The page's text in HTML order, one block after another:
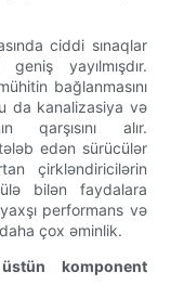
ciddi sınaqlar
yayılmışdır.
bağlanmasını
da kanalizasiya və
qarşısını alır.
edən sürücülər
çirkləndiricilərin
bilən faydalara
performans və
çox əminlik.
komponent